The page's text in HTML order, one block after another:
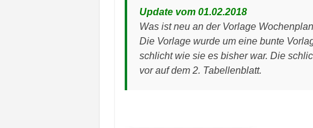
Update vom 01.02.2018
Was ist neu an der Vorlage
Die Vorlage wurde um eine bunte
schlicht wie sie es bisher war. Die
vor auf dem 2. Tabellenblatt.